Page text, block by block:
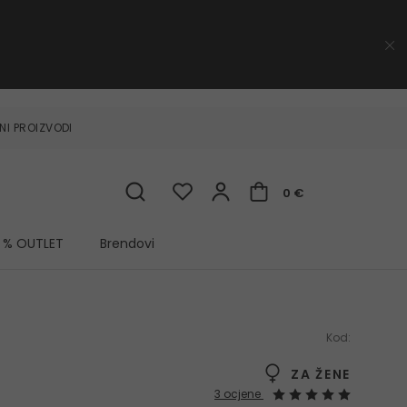
PROIZVODI
0 €
% OUTLET Brendovi
Kod:
ZA ŽENE
3 ocjene